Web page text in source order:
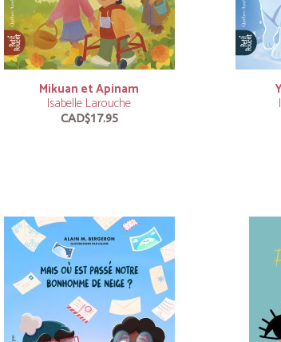
Mikuan et Apinam
Isabelle Larouche
CAD$17.95